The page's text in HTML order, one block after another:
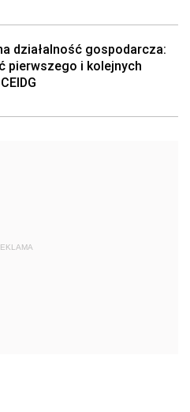
działalność gospodarcza:
pierwszego i kolejnych